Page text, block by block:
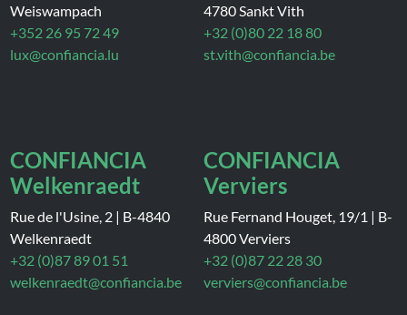
Weiswampach
+352 26 95 72 49
lux@confiancia.lu
4780 Sankt Vith
+32 (0)80 22 18 80
st.vith@confiancia.be
CONFIANCIA
Welkenraedt
Rue de l'Usine, 2 | B-4840
Welkenraedt
+32 (0)87 89 01 51
welkenraedt@confiancia.be
CONFIANCIA
Verviers
Rue Fernand Houget, 19/1 | B-
4800 Verviers
+32 (0)87 22 28 30
verviers@confiancia.be